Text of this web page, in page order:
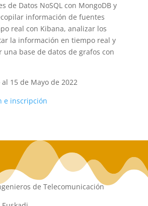
de Datos NoSQL con MongoDB y
información de fuentes
real con Kibana, analizar los
la información en tiempo real y
una base de datos de grafos con
15 de Mayo de 2022
e inscripción
de Telecomunicación